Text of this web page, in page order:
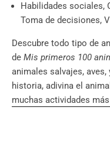
Habilidades sociales,
Toma de decisiones,
Descubre todo tipo de
de Mis primeros 100
animales salvajes, aves,
historia, adivina el
muchas actividades